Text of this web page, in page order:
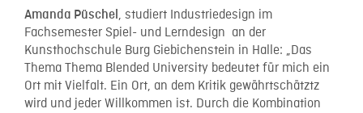
Amanda Püschel , studiert Industriedesign im
Fachsemester Spiel- und Lerndesign an der
Kunsthochschule Burg Giebichenstein in Halle: „Das
Thema Thema Blended University bedeutet für mich ein
Ort mit Vielfalt. Ein Ort, an dem Kritik gewährtschätztz
wird und jeder Willkommen ist. Durch die Kombination